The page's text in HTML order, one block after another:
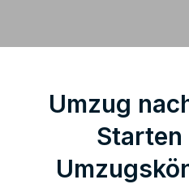
Umzug
Starten